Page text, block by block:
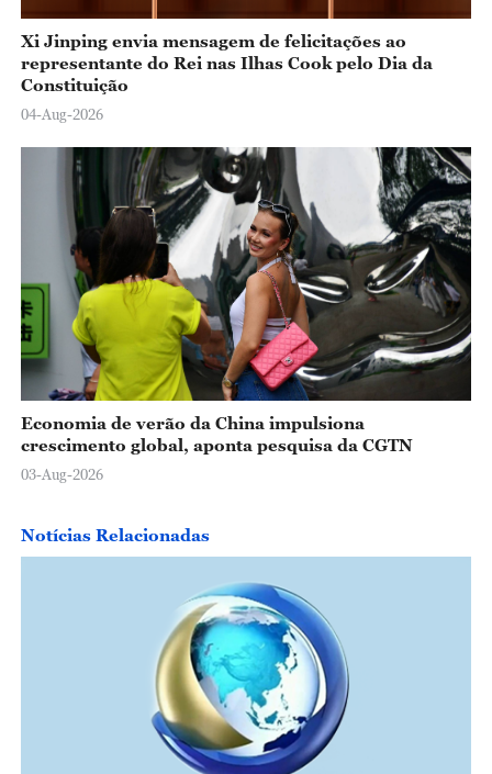
Xi Jinping envia mensagem de felicitações ao
representante do Rei nas Ilhas Cook pelo Dia da
Constituição
04-Aug-2026
Economia de verão da China impulsiona
crescimento global, aponta pesquisa da CGTN
03-Aug-2026
Notícias Relacionadas